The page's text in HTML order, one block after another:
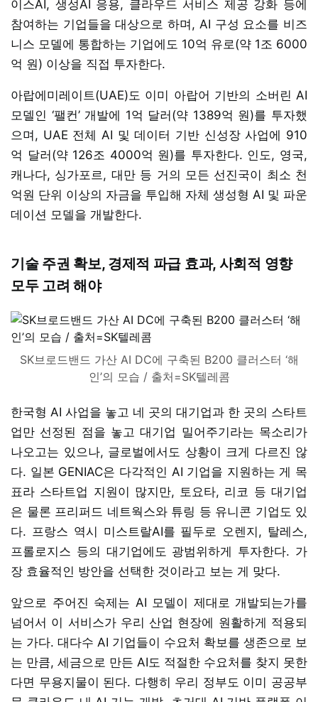
이스AI, 생성AI 응용, 클라우드 서비스 제공 강화 등에
참여하는 기업들을 대상으로 하며, AI 구성 요소를 비즈
니스 모델에 통합하는 기업에도 10억 유로(약 1조 6000
억 원) 이상을 직접 투자한다.
아랍에미레이트(UAE)도 이미 아랍어 기반의 소버린 AI
모델인 ‘팰컨’ 개발에 1억 달러(약 1389억 원)를 투자했
으며, UAE 전체 AI 및 데이터 기반 신성장 사업에 910
억 달러(약 126조 4000억 원)를 투자한다. 인도, 영국,
캐나다, 싱가포르, 대만 등 거의 모든 선진국이 최소 천
억원 단위 이상의 자금을 투입해 자체 생성형 AI 및 파운
데이션 모델을 개발한다.
기술 주권 확보, 경제적 파급 효과, 사회적 영향
모두 고려 해야
SK브로드밴드 가산 AI DC에 구축된 B200 클러스터 ‘해
인’의 모습 / 출처=SK텔레콤
한국형 AI 사업을 놓고 네 곳의 대기업과 한 곳의 스타트
업만 선정된 점을 놓고 대기업 밀어주기라는 목소리가
나오고는 있으나, 글로벌에서도 상황이 크게 다르진 않
다. 일본 GENIAC은 다각적인 AI 기업을 지원하는 게 목
표라 스타트업 지원이 많지만, 토요타, 리코 등 대기업
은 물론 프리퍼드 네트웍스와 튜링 등 유니콘 기업도 있
다. 프랑스 역시 미스트랄AI를 필두로 오렌지, 탈레스,
프롤로지스 등의 대기업에도 광범위하게 투자한다. 가
장 효율적인 방안을 선택한 것이라고 보는 게 맞다.
앞으로 주어진 숙제는 AI 모델이 제대로 개발되는가를
넘어서 이 서비스가 우리 산업 현장에 원활하게 적용되
는 가다. 대다수 AI 기업들이 수요처 확보를 생존으로 보
는 만큼, 세금으로 만든 AI도 적절한 수요처를 찾지 못한
다면 무용지물이 된다. 다행히 우리 정부도 이미 공공부